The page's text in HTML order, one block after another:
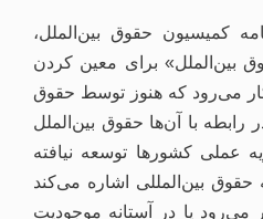
۱۵ اساسنامه کمیسیون حقوق بین‌الملل،
بین‌الملل» برای معین کردن
می‌رود که هنوز توسط حقوق
رابطه با آن‌ها حقوق بین‌الملل
عملی کشورها توسعه نیافته
حقوق بین‌المللی اشاره می‌کند
می‌رود یا در آستانه موجودیت